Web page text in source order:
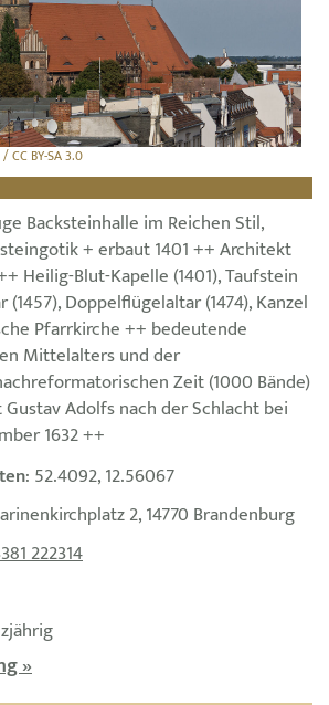
CC BY-SA 3.0
Backsteinhalle im Reichen Stil,
+ erbaut 1401 ++ Architekt
Heilig-Blut-Kapelle (1401), Taufstein
(1457), Doppelflügelaltar (1474), Kanzel
Pfarrkirche ++ bedeutende
Mittelalters und der
Zeit (1000 Bände)
Adolfs nach der Schlacht bei
1632 ++
: 52.4092, 12.56067
2, 14770 Brandenburg
222314
»